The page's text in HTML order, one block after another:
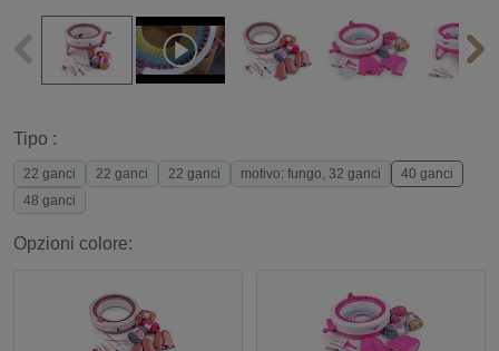
Tipo :
22 ganci 22 ganci 22 ganci motivo: fungo, 32 ganci
40 ganci
48 ganci
Opzioni colore: